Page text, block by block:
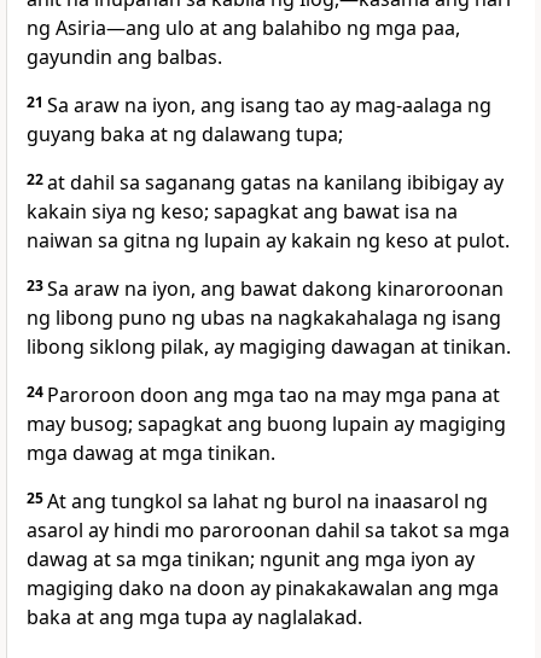
ng Asiria—ang ulo at ang balahibo ng mga paa,
gayundin ang balbas.
21 Sa araw na iyon, ang isang tao ay mag-aalaga ng
guyang baka at ng dalawang tupa;
22at dahil sa saganang gatas na kanilang ibibigay ay
kakain siya ng keso; sapagkat ang bawat isa na
naiwan sa gitna ng lupain ay kakain ng keso at pulot.
23Sa araw na iyon, ang bawat dakong kinaroroonan
ng libong puno ng ubas na nagkakahalaga ng isang
libong siklong pilak, ay magiging dawagan at tinikan.
24 Paroroon doon ang mga tao na may mga pana at
may busog; sapagkat ang buong lupain ay magiging
mga dawag at mga tinikan.
25At ang tungkol sa lahat ng burol na inaasarol ng
asarol ay hindi mo paroroonan dahil sa takot sa mga
dawag at sa mga tinikan; ngunit ang mga iyon ay
magiging dako na doon ay pinakakawalan ang mga
baka at ang mga tupa ay naglalakad.